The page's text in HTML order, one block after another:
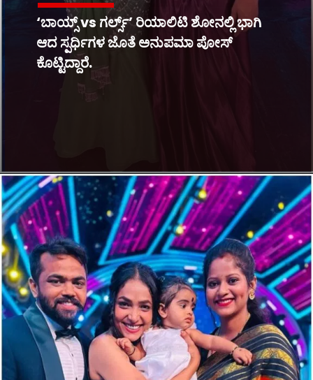
‘ಬಾಯ್ಸ್ vs ಗರ್ಲ್ಸ್’ ರಿಯಾಲಿಟಿ ಶೋನಲ್ಲಿ ಭಾಗಿ
ಆದ ಸ್ಪರ್ಧಿಗಳ ಜೊತೆ ಅನುಪಮಾ ಪೋಸ್
ಕೊಟ್ಟಿದ್ದಾರೆ.